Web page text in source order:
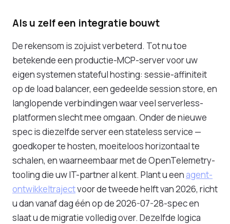
Als u zelf een integratie bouwt
De rekensom is zojuist verbeterd. Tot nu toe
betekende een productie-MCP-server voor uw
eigen systemen stateful hosting: sessie-affiniteit
op de load balancer, een gedeelde session store, en
langlopende verbindingen waar veel serverless-
platformen slecht mee omgaan. Onder de nieuwe
spec is diezelfde server een stateless service —
goedkoper te hosten, moeiteloos horizontaal te
schalen, en waarneembaar met de OpenTelemetry-
tooling die uw IT-partner al kent. Plant u eenagent-
ontwikkeltrajectvoor de tweede helft van 2026, richt
u dan vanaf dag één op de 2026-07-28-spec en
slaat u de migratie volledig over. Dezelfde logica